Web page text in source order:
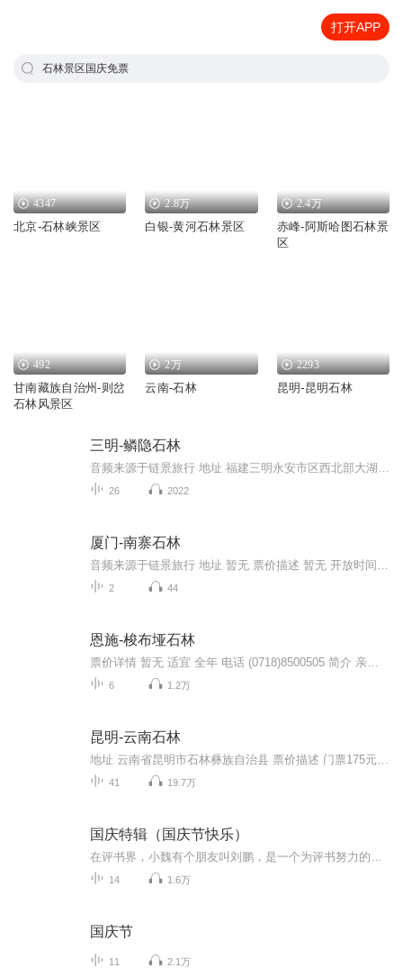
打开APP
石林景区国庆免票
4347
北京-石林峡景区
2.8万
白银-黄河石林景区
2.4万
赤峰-阿斯哈图石林景
区
492
甘南藏族自治州-则岔
石林风景区
2万
云南-石林
2293
昆明-昆明石林
三明-鳞隐石林
26 2022
厦门-南寨石林
2 44
恩施-梭布垭石林
6 1.2万
昆明-云南石林
41 19.7万
国庆特辑（国庆节快乐）
14 1.6万
国庆节
11 2.1万